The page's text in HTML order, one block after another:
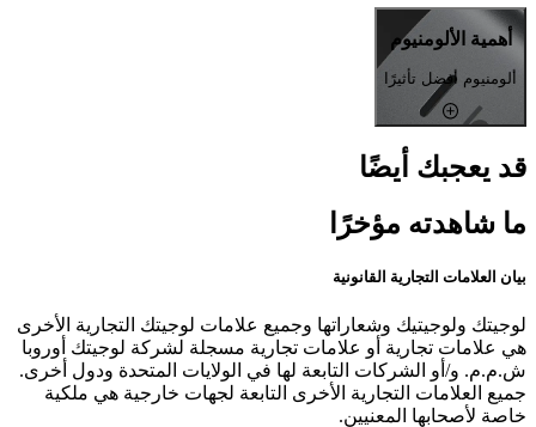
أهمية الألومنيوم
ألومنيوم أفضل تأثيرًا
قد يعجبك أيضًا
ما شاهدته مؤخرًا
بيان العلامات التجارية القانونية
لوجيتك ولوجيتيك وشعاراتها وجميع علامات لوجيتك التجارية الأخرى
هي علامات تجارية أو علامات تجارية مسجلة لشركة لوجيتك أوروبا
ش.م.م. و/أو الشركات التابعة لها في الولايات المتحدة ودول أخرى.
جميع العلامات التجارية الأخرى التابعة لجهات خارجية هي ملكية
خاصة لأصحابها المعنيين.